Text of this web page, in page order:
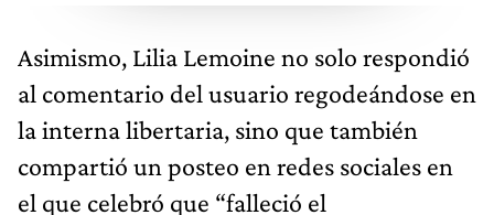
Asimismo, Lilia Lemoine no solo respondió
al comentario del usuario regodeándose en
la interna libertaria, sino que también
compartió un posteo en redes sociales en
el que celebró que “falleció el